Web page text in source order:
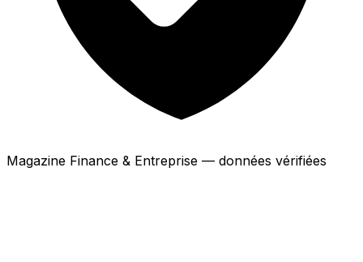
Magazine Finance & Entreprise — données vérifiées